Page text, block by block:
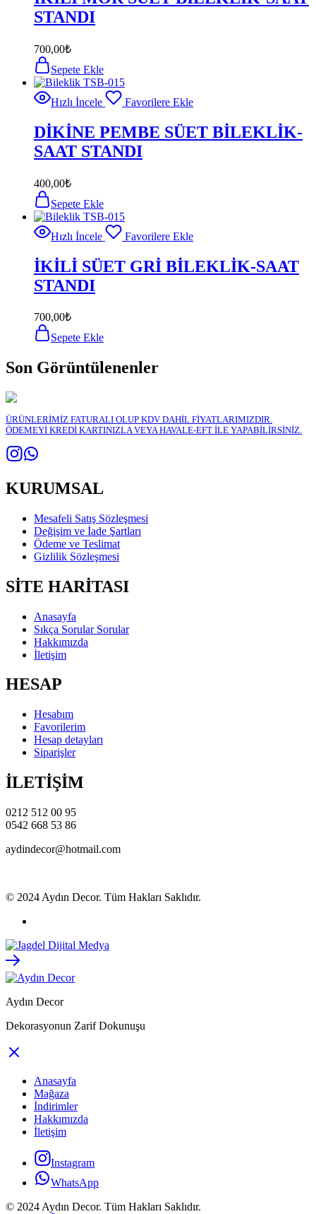
STANDI
700,00₺
Sepete Ekle
Hızlı İncele Favorilere Ekle
DİKİNE PEMBE SÜET BİLEKLİK-
SAAT STANDI
400,00₺
Sepete Ekle
Hızlı İncele Favorilere Ekle
İKİLİ SÜET GRİ BİLEKLİK-SAAT
STANDI
700,00₺
Sepete Ekle
Son Görüntülenenler
ÜRÜNLERİMİZ FATURALI OLUP KDV DAHİL FİYATLARIMIZDIR.
ÖDEMEYİ KREDİ KARTINIZLA VEYA HAVALE-EFT İLE YAPABİLİRSİNİZ.
KURUMSAL
Mesafeli Satış Sözleşmesi
Değişim ve İade Şartları
Ödeme ve Teslimat
Gizlilik Sözleşmesi
SİTE HARİTASI
Anasayfa
Sıkça Sorular Sorular
Hakkımızda
İletişim
HESAP
Hesabım
Favorilerim
Hesap detayları
Siparişler
İLETİŞİM
0212 512 00 95
0542 668 53 86
aydindecor@hotmail.com
© 2024 Aydın Decor. Tüm Hakları Saklıdır.
Aydın Decor
Dekorasyonun Zarif Dokunuşu
Anasayfa
Mağaza
İndirimler
Hakkımızda
İletişim
Instagram
WhatsApp
© 2024 Aydın Decor. Tüm Hakları Saklıdır.